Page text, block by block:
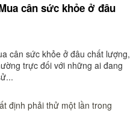
cân sức khỏe ở đâu
cân sức khỏe ở đâu chất lượng,
trực đối với những ai đang
định phải thử một lần trong